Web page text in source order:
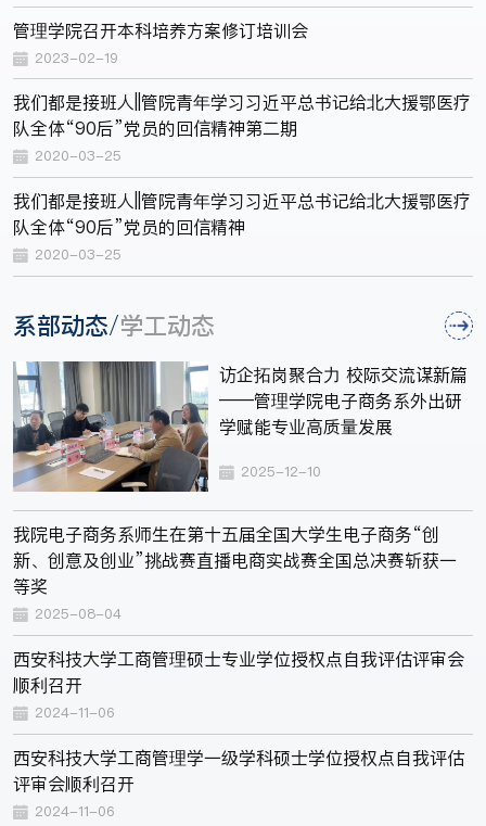
管理学院召开本科培养方案修订培训会
2023-02-19
我们都是接班人||管院青年学习习近平总书记给北大援鄂医疗
队全体“90后”党员的回信精神第二期
2020-03-25
我们都是接班人||管院青年学习习近平总书记给北大援鄂医疗
队全体“90后”党员的回信精神
2020-03-25
系部动态/学工动态
访企拓岗聚合力 校际交流谋新篇
——管理学院电子商务系外出研
学赋能专业高质量发展
2025-12-10
我院电子商务系师生在第十五届全国大学生电子商务“创
新、创意及创业”挑战赛直播电商实战赛全国总决赛斩获一
等奖
2025-08-04
西安科技大学工商管理硕士专业学位授权点自我评估评审会
顺利召开
2024-11-06
西安科技大学工商管理学一级学科硕士学位授权点自我评估
评审会顺利召开
2024-11-06